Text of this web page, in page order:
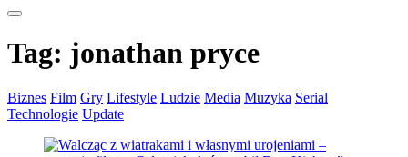
Tag: jonathan pryce
Biznes Film Gry Lifestyle Ludzie Media Muzyka Serial
Technologie Update